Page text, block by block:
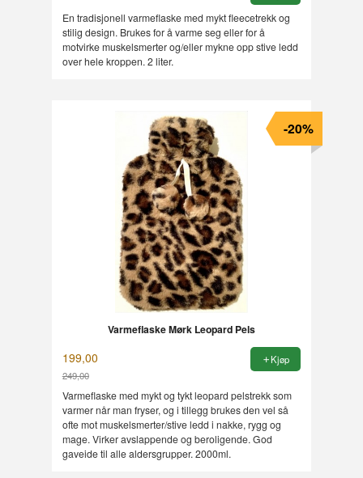
En tradisjonell varmeflaske med mykt fleecetrekk og
stilig design. Brukes for å varme seg eller for å
motvirke muskelsmerter og/eller mykne opp stive ledd
over hele kroppen. 2 liter.
Varmeflaske Mørk Leopard Pels
199,00
249,00
Rabatt
-20%
Kjøp
Varmeflaske med mykt og tykt leopard pelstrekk som
varmer når man fryser, og i tillegg brukes den vel så
ofte mot muskelsmerter/stive ledd i nakke, rygg og
mage. Virker avslappende og beroligende. God
gaveide til alle aldersgrupper. 2000ml.